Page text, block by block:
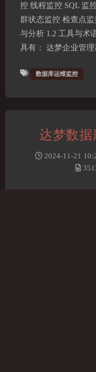
夜间模式
控 线程监控 SQL 监
群状态监控 检查点
与分析 1.2 工具与术
具有： 达梦企业管
数据库运维监控
达梦数
2024-11-21